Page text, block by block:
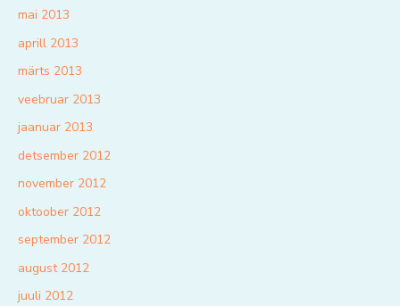
mai 2013
aprill 2013
märts 2013
veebruar 2013
jaanuar 2013
detsember 2012
november 2012
oktoober 2012
september 2012
august 2012
juuli 2012